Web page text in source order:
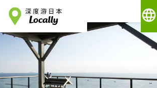
language